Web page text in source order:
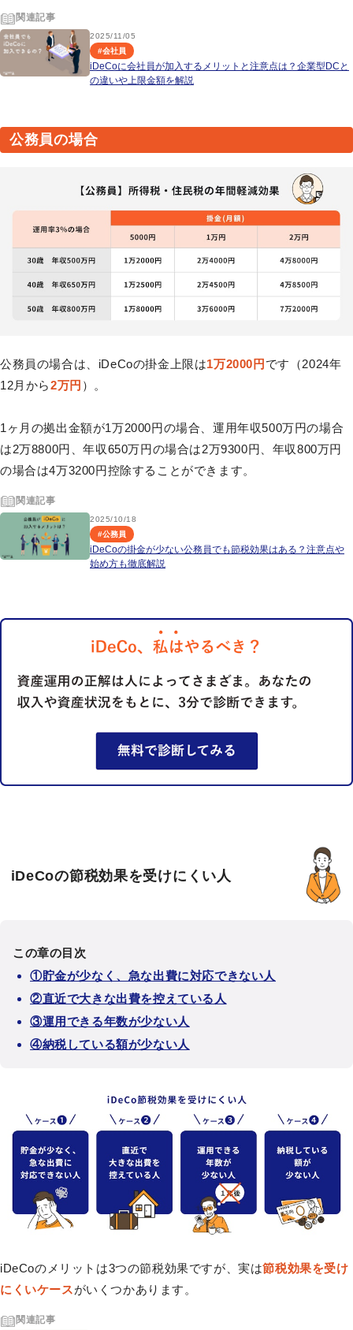
関連記事
2025/11/05
#会社員
iDeCoに会社員が加入するメリットと注意点は？企業型DCと
の違いや上限金額を解説
公務員の場合
公務員の場合は、iDeCoの掛金上限は1万2000円 です（2024年
12月から2万円 ）。
1ヶ月の拠出金額が1万2000円の場合、運用年収500万円の場合
は2万8800円、年収650万円の場合は2万9300円、年収800万円
の場合は4万3200円控除することができます。
関連記事
2025/10/18
#公務員
iDeCoの掛金が少ない公務員でも節税効果はある？注意点や
始め方も徹底解説
iDeCoの節税効果を受けにくい人
この章の目次
①貯金が少なく、急な出費に対応できない人
②直近で大きな出費を控えている人
③運用できる年数が少ない人
④納税している額が少ない人
iDeCoのメリットは3つの節税効果ですが、実は節税効果を受け
にくいケースがいくつかあります。
関連記事